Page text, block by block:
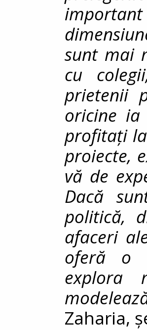
sunt mai
cu
prietenii
oricine ia
profitați
proiecte,
vă de
Dacă
politică,
afaceri
oferă o
explora
Zaharia,